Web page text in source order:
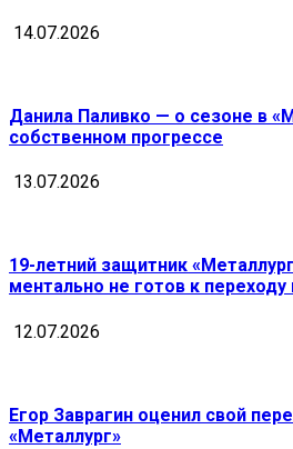
14.07.2026
Данила Паливко — о сезоне в
собственном прогрессе
13.07.2026
19-летний защитник
ментально не готов к
12.07.2026
Егор Заврагин оценил свой
«Металлург»